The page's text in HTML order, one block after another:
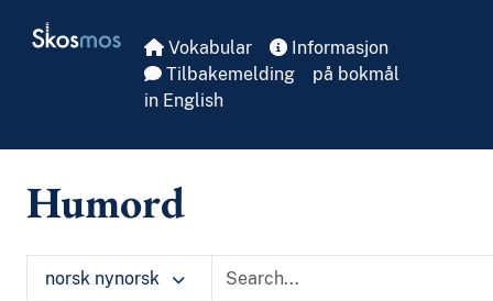
Skosmos Vokabular
Informasjon
Tilbakemelding
på bokmål
in English
Humord
norsk nynorsk